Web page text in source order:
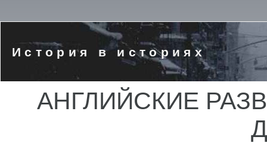
История в историях
АНГЛИЙСКИЕ